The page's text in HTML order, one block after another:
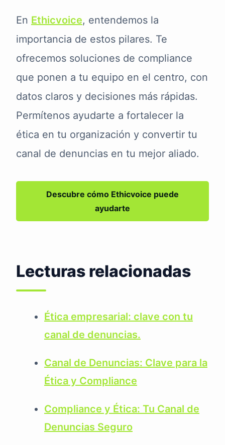
En Ethicvoice, entendemos la
importancia de estos pilares. Te
ofrecemos soluciones de compliance
que ponen a tu equipo en el centro, con
datos claros y decisiones más rápidas.
Permítenos ayudarte a fortalecer la
ética en tu organización y convertir tu
canal de denuncias en tu mejor aliado.
Descubre cómo Ethicvoice puede
ayudarte
Lecturas relacionadas
Ética empresarial: clave con tu
canal de denuncias.
Canal de Denuncias: Clave para la
Ética y Compliance
Compliance y Ética: Tu Canal de
Denuncias Seguro